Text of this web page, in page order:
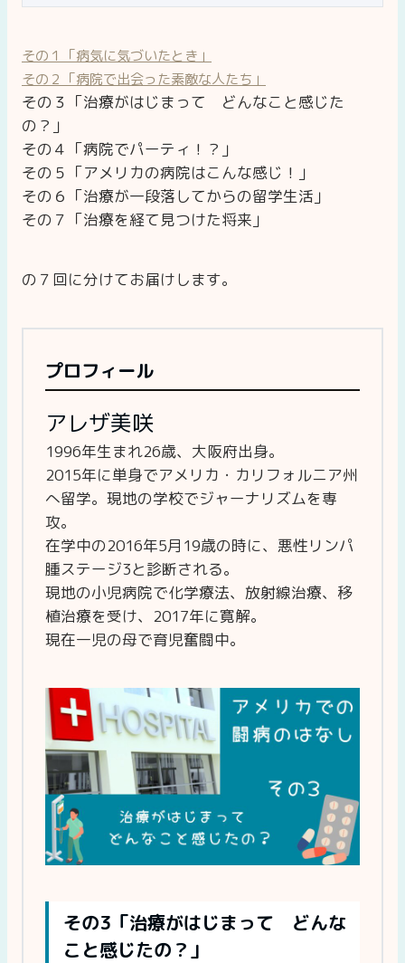
その１「病気に気づいたとき」
その２「病院で出会った素敵な人たち」
その３「治療がはじまって どんなこと感じた
の？」
その４「病院でパーティ！？」
その５「アメリカの病院はこんな感じ！」
その６「治療が一段落してからの留学生活」
その７「治療を経て見つけた将来」
の７回に分けてお届けします。
プロフィール
アレザ美咲
1996年生まれ26歳、大阪府出身。
2015年に単身でアメリカ・カリフォルニア州
へ留学。現地の学校でジャーナリズムを専
攻。
在学中の2016年5月19歳の時に、悪性リンパ
腫ステージ3と診断される。
現地の小児病院で化学療法、放射線治療、移
植治療を受け、2017年に寛解。
現在一児の母で育児奮闘中。
その3「治療がはじまって どんな
こと感じたの？」